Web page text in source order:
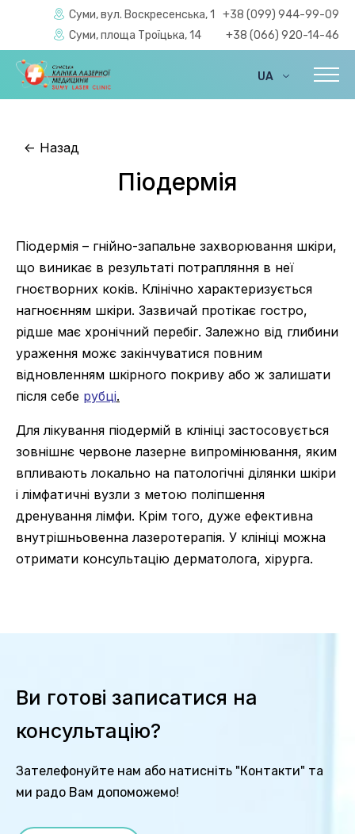
Суми, вул. Воскресенська, 1
+38 (099) 944-99-09
Суми, площа Троїцька, 14
+38 (066) 920-14-46
UA
<- Назад
Піодермія
Піодермія – гнійно-запальне захворювання шкіри,
що виникає в результаті потрапляння в неї
гноєтворних коків. Клінічно характеризується
нагноєнням шкіри. Зазвичай протікає гостро,
рідше має хронічний перебіг. Залежно від глибини
ураження можє закінчуватися повним
відновленням шкірного покриву або ж залишати
після себе рубці.
Для лікування піодермій в клініці застосовується
зовнішнє червоне лазерне випромінювання, яким
впливають локально на патологічні ділянки шкіри
і лімфатичні вузли з метою поліпшення
дренування лімфи. Крім того, дуже ефективна
внутрішньовенна лазеротерапія. У клініці можна
отримати консультацію дерматолога, хірурга.
Ви готові записатися на
консультацію?
Зателефонуйте нам або натисніть "Контакти" та
ми радо Вам допоможемо!